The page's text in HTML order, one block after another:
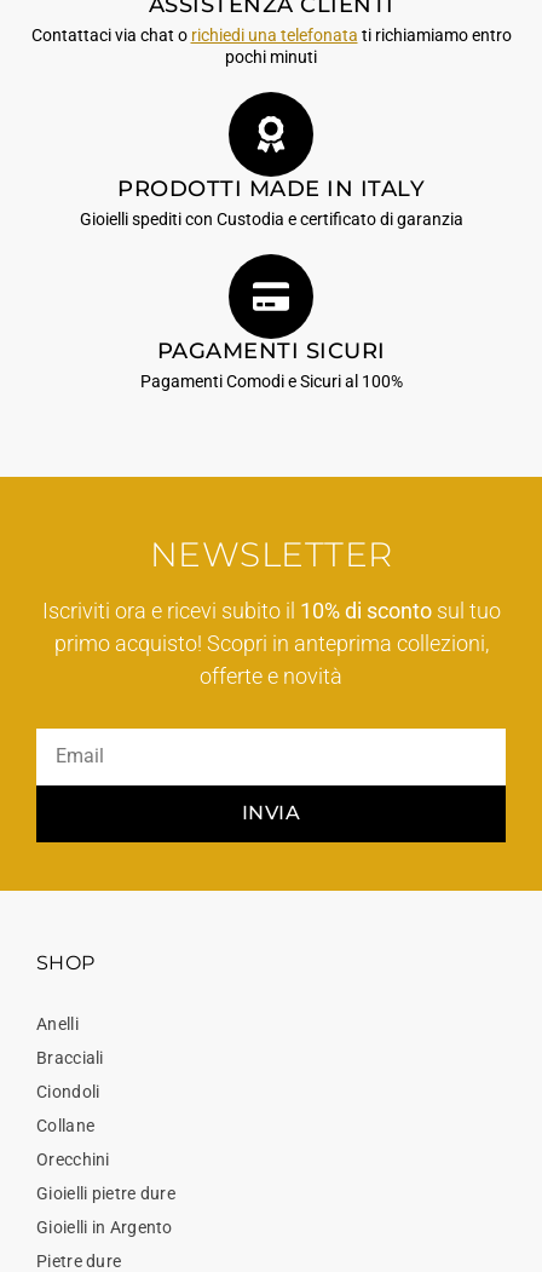
Contattaci via chat o richiedi una telefonata ti richiamiamo entro
pochi minuti
PRODOTTI MADE IN ITALY
Gioielli spediti con Custodia e certificato di garanzia
PAGAMENTI SICURI
Pagamenti Comodi e Sicuri al 100%
NEWSLETTER
Iscriviti ora e ricevi subito il 10% di scontosul tuo
primo acquisto! Scopri in anteprima collezioni,
offerte e novità
INVIA
SHOP
Anelli
Bracciali
Ciondoli
Collane
Orecchini
Gioielli pietre dure
Gioielli in Argento
Pietre dure